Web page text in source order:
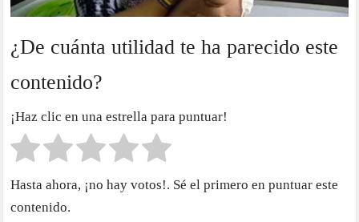
¿De cuánta utilidad te ha parecido este
contenido?
¡Haz clic en una estrella para puntuar!
Hasta ahora, ¡no hay votos!. Sé el primero en puntuar este
contenido.